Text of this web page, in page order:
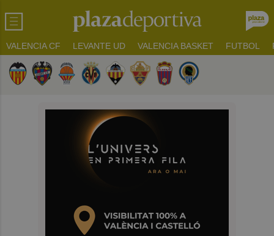
VALENCIA CF LEVANTE UD VALENCIA BASKET FUTBOL